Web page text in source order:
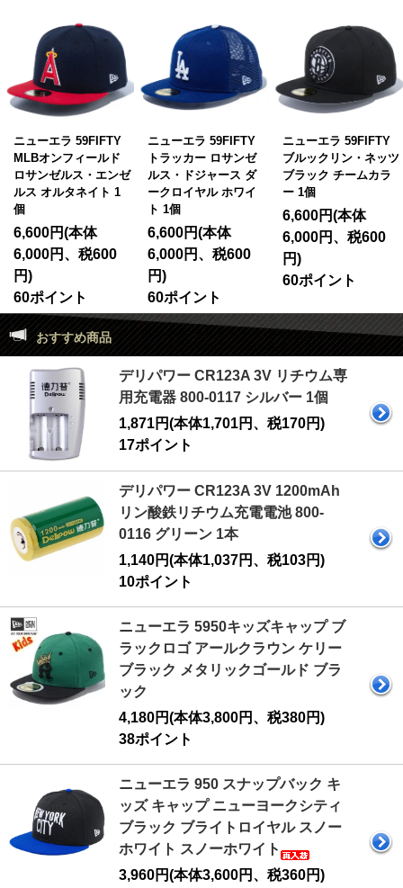
ニューエラ 59FIFTY
トラッカー ロサンゼ
ルス・ドジャース ダ
ークロイヤル ホワイ
ト 1個
6,600円(本体
6,000円、税600
円)
60ポイント
ニューエラ 59FIFTY
ブルックリン・ネッツ
ブラック チームカラ
ー 1個
6,600円(本体
6,000円、税600
円)
60ポイント
ニューエラ 9FIFTY ス
トレッチスナップ ボ
ックスロゴ ブラック
ブラック 1個
6,380円(本体
5,800円、税580
円)
58ポイント
おすすめ商品
デリパワー CR123A 3V リチウム専
用充電器 800-0117 シルバー 1個
1,871円(本体1,701円、税170円)
17ポイント
デリパワー CR123A 3V 1200mAh
リン酸鉄リチウム充電電池 800-
0116 グリーン 1本
1,140円(本体1,037円、税103円)
10ポイント
ニューエラ 5950キッズキャップ ブ
ラックロゴ アールクラウン ケリー
ブラック メタリックゴールド ブラ
ック
4,180円(本体3,800円、税380円)
38ポイント
ニューエラ 950 スナップバック キ
ッズ キャップ ニューヨークシティ
ブラック ブライトロイヤル スノー
ホワイト スノーホワイト
3,960円(本体3,600円、税360円)